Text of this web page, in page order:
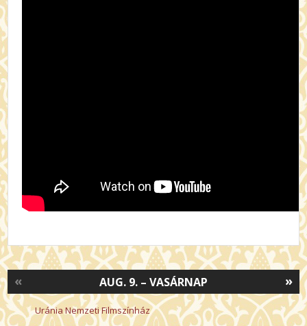
»
AUG. 9. – VASÁRNAP
«
Uránia Nemzeti Filmszínház